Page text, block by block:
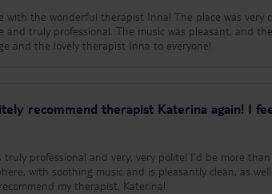
with the wonderful therapist Inna! The place was very
truly professional. The music was pleasant, and
and the lovely therapist Inna to everyone!
recommend therapist Katerina again! I
professional and very, very polite! I’d be more
with soothing music and is pleasantly clean, as
my therapist, Katerina!